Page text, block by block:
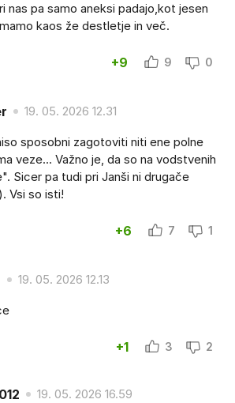
nas pa samo aneksi padajo,kot jesen
kaos že destletje in več.
+9 9 0
19. 05. 2026 12.31
sposobni zagotoviti niti ene polne
veze... Važno je, da so na vodstvenih
Sicer pa tudi pri Janši ni drugače
Vsi so isti!
+6 7 1
19. 05. 2026 12.13
+1 3 2
19. 05. 2026 16.59